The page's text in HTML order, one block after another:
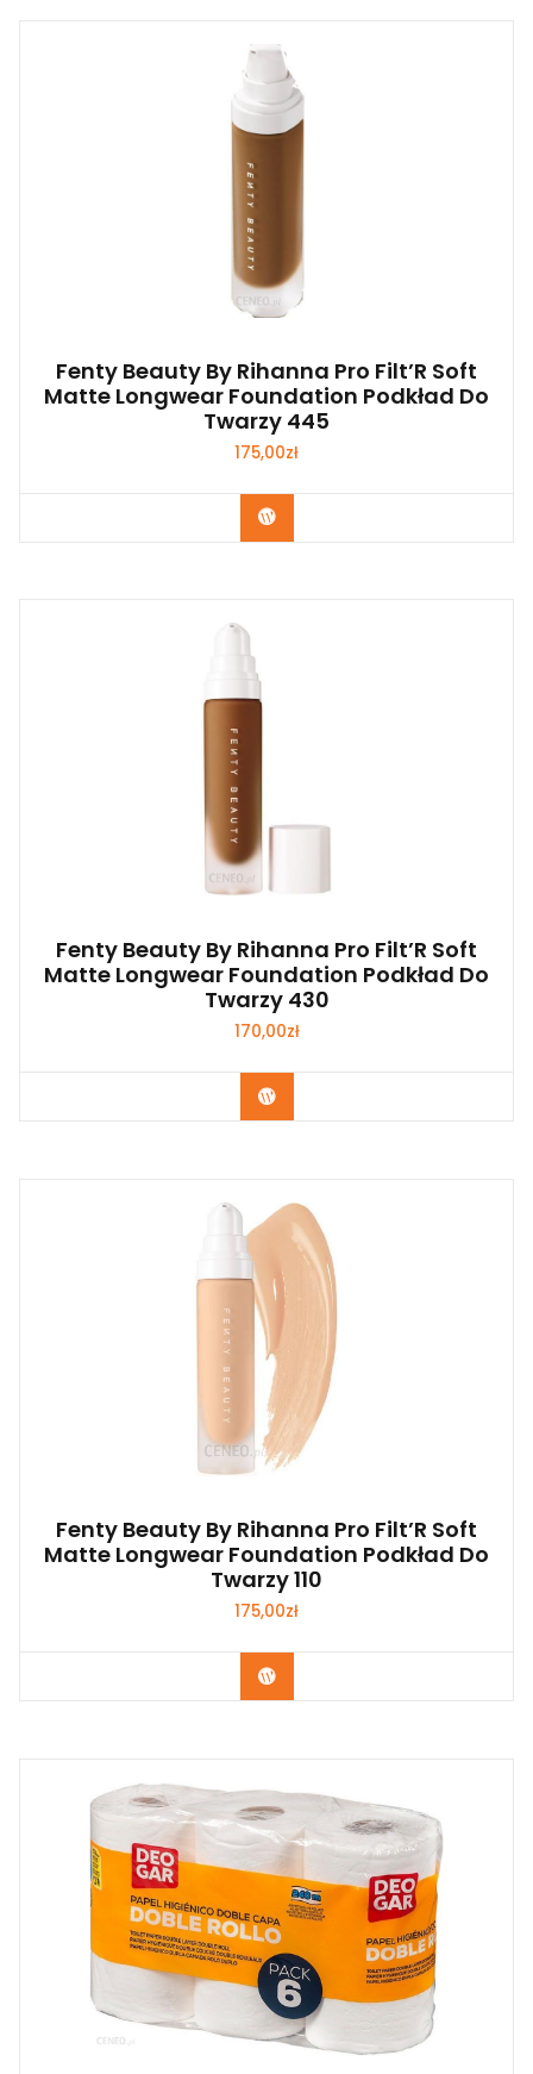
Fenty Beauty By Rihanna Pro Filt’R Soft
Matte Longwear Foundation Podkład Do
Twarzy 445
175,00zł
Zobacz
Fenty Beauty By Rihanna Pro Filt’R Soft
Matte Longwear Foundation Podkład Do
Twarzy 430
170,00zł
Zobacz
Fenty Beauty By Rihanna Pro Filt’R Soft
Matte Longwear Foundation Podkład Do
Twarzy 110
175,00zł
Zobacz